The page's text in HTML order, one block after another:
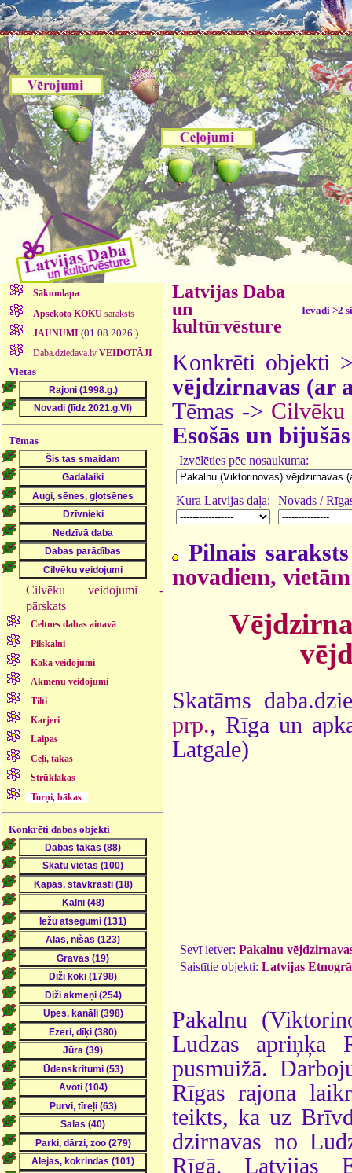
Sākumlapa
Apsekoto KOKUsaraksts
JAUNUMI (01.08.2026.)
Daba.dziedava.lv VEIDOTĀJI
Vietas
Tēmas
Cilvēku veidojumi -
pārskats
Celtnes dabas ainavā
Pilskalni
Koka veidojumi
Akmeņu veidojumi
Tilti
Karjeri
Laipas
Ceļi, takas
Strūklakas
Torņi, bākas
Konkrēti dabas objekti
Latvijas Daba
un
kultūrvēsture
Ievadi >2
Konkrēti objekti
vējdzirnavas (ar
Tēmas -> Cilvēku
Esošās un
Izvēlēties pēc nosaukuma:
Kura Latvijas daļa: Novads /
Pilnais
novadiem, vietām
Skatāms
prp., Rīga un
Latgale)
Sevī ietver: Pakalnu
Saistītie objekti: Latvijas
Pakalnu
Ludzas apriņķa
pusmuižā.
Rīgas rajona
teikts, ka uz
dzirnavas no
Rīgā, Latvijas